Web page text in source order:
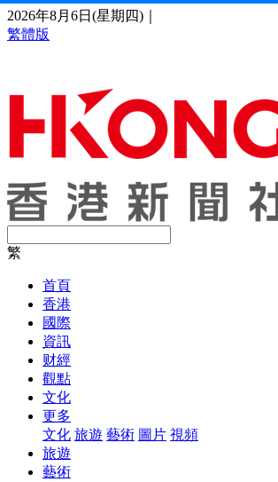
2026年8月6日(星期四)
繁體版
繁
首頁
香港
國際
資訊
财經
觀點
文化
更多
文化 旅遊 藝術 圖片 視頻
旅遊
藝術